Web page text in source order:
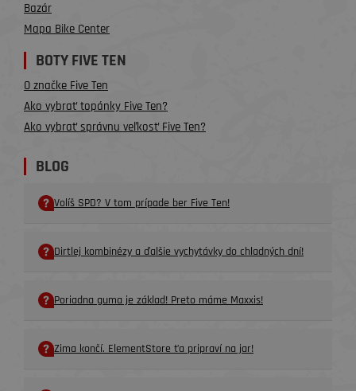
Bazár
Mapa Bike Center
BOTY FIVE TEN
O značke Five Ten
Ako vybrať topánky Five Ten?
Ako vybrať správnu veľkosť Five Ten?
BLOG
Volíš SPD? V tom prípade ber Five Ten!
Dirtlej kombinézy a ďalšie vychytávky do chladných dní!
Poriadna guma je základ! Preto máme Maxxis!
Zima končí. ElementStore ťa pripraví na jar!